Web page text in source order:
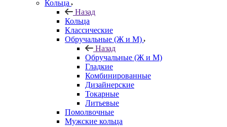
Кольца
Назад
Кольца
Классические
Обручальные (Ж и М)
Назад
Обручальные (Ж и М)
Гладкие
Комбинированные
Дизайнерские
Токарные
Литьевые
Помолвочные
Мужские кольца